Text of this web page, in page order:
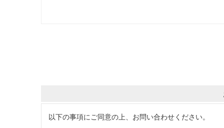
以下の事項にご同意の上、お問い合わせください。